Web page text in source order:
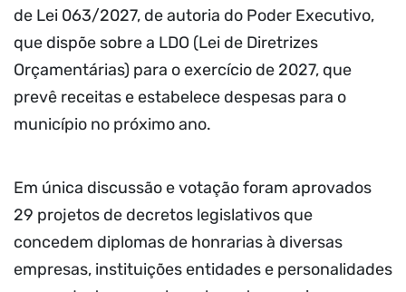
de Lei 063/2027, de autoria do Poder Executivo,
que dispõe sobre a LDO (Lei de Diretrizes
Orçamentárias) para o exercício de 2027, que
prevê receitas e estabelece despesas para o
município no próximo ano.
Em única discussão e votação foram aprovados
29 projetos de decretos legislativos que
concedem diplomas de honrarias à diversas
empresas, instituições entidades e personalidades